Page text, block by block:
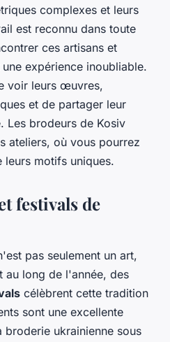
complexes et leurs
est reconnu dans toute
ces artisans et
expérience inoubliable.
voir leurs œuvres,
et de partager leur
Les brodeurs de Kosiv
ateliers, où vous pourrez
leurs motifs uniques.
festivals de
pas seulement un art,
au long de l'année, des
célèbrent cette tradition
sont une excellente
ukrainienne sous